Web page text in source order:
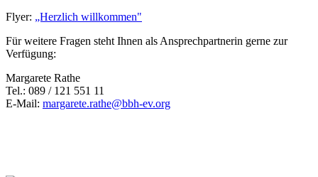
Flyer: „Herzlich willkommen"
Für weitere Fragen steht Ihnen als Ansprechpartnerin gerne zur
Verfügung:
Margarete Rathe
Tel.: 089 / 121 551 11
E-Mail: margarete.rathe@bbh-ev.org